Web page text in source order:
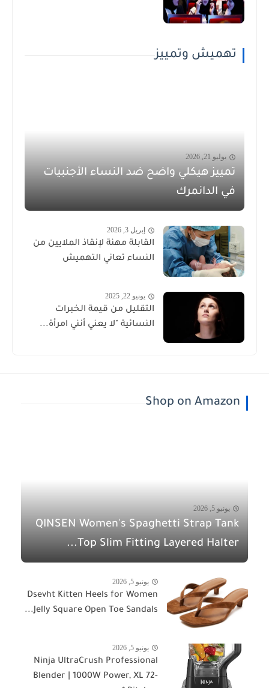
تهميش وتمييز
يوليو 21, 2026
تمييز هيكلي واضح ضد النساء الأجنبيات
في الدانمرك
إبريل 3, 2026
القابلة مهنة لإنقاذ الملايين من
النساء تعاني التهميش
يونيو 22, 2025
التقليل من قيمة الخبرات
النسائية "لا يعني أنني امرأة...
Shop on Amazon
يونيو 5, 2026
QINSEN Women's Spaghetti Strap Tank
Top Slim Fitting Layered Halter...
يونيو 5, 2026
Dsevht Kitten Heels for Women
Jelly Square Open Toe Sandals...
يونيو 5, 2026
Ninja UltraCrush Professional
Blender | 1000W Power, XL 72-